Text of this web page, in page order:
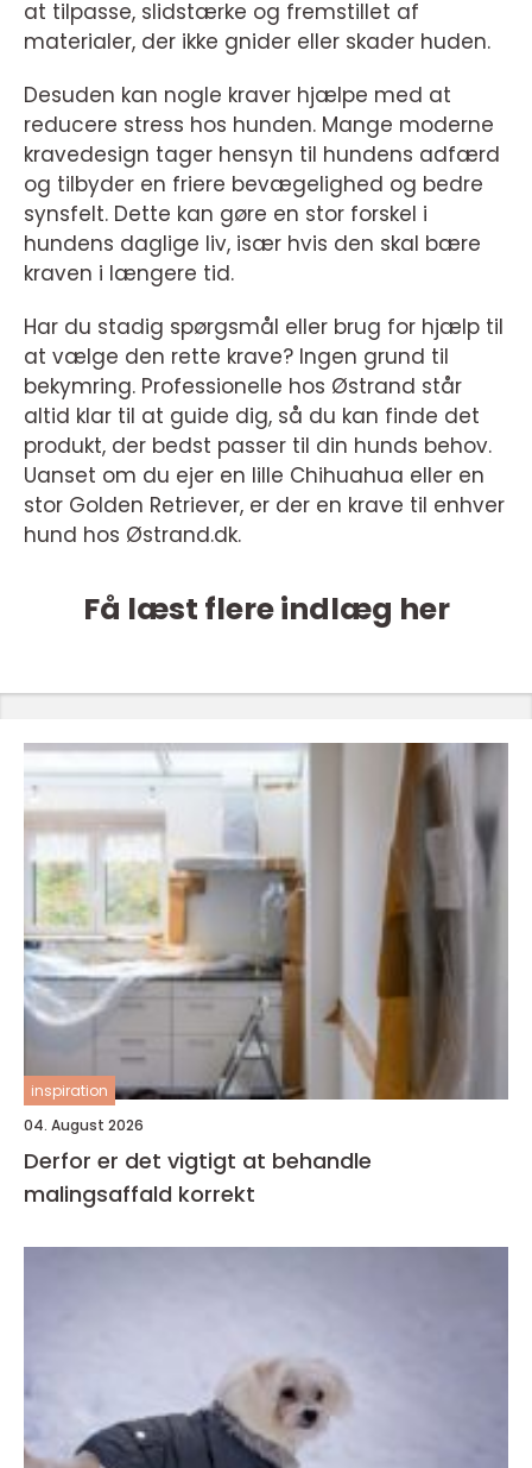
at tilpasse, slidstærke og fremstillet af
materialer, der ikke gnider eller skader huden.
Desuden kan nogle kraver hjælpe med at
reducere stress hos hunden. Mange moderne
kravedesign tager hensyn til hundens adfærd
og tilbyder en friere bevægelighed og bedre
synsfelt. Dette kan gøre en stor forskel i
hundens daglige liv, især hvis den skal bære
kraven i længere tid.
Har du stadig spørgsmål eller brug for hjælp til
at vælge den rette krave? Ingen grund til
bekymring. Professionelle hos Østrand står
altid klar til at guide dig, så du kan finde det
produkt, der bedst passer til din hunds behov.
Uanset om du ejer en lille Chihuahua eller en
stor Golden Retriever, er der en krave til enhver
hund hos Østrand.dk.
Få læst flere indlæg her
inspiration
04. August 2026
Derfor er det vigtigt at behandle
malingsaffald korrekt